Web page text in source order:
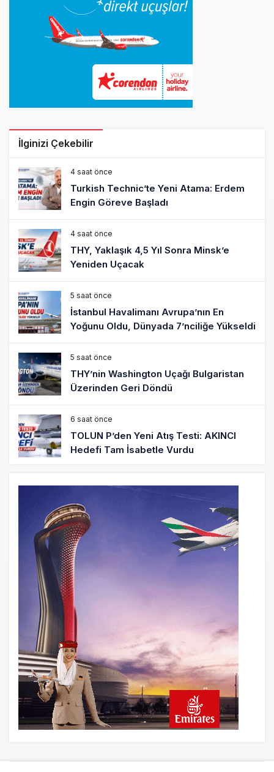
İlginizi Çekebilir
4 saat önce
Turkish Technic’te Yeni Atama: Erdem
Engin Göreve Başladı
4 saat önce
THY, Yaklaşık 4,5 Yıl Sonra Minsk’e
Yeniden Uçacak
5 saat önce
İstanbul Havalimanı Avrupa’nın En
Yoğunu Oldu, Dünyada 7’nciliğe Yükseldi
5 saat önce
THY’nin Washington Uçağı Bulgaristan
Üzerinden Geri Döndü
6 saat önce
TOLUN P’den Yeni Atış Testi: AKINCI
Hedefi Tam İsabetle Vurdu
Türkiye’nin Milli Motor Projelerinde Yeni
Dönem: TEI TEKNOLOJİ Kuruldu
22 saat önce
SunExpress Günlük Yolcu Rekorunu 72
Bin 340’a Çıkardı
23 saat önce
İstanbul Havalimanı’nın 4. Pistinde İlk
Test Uçuşu Yapıldı
23 saat önce
Aslıhan Güven, Airport Leader of the
Future Finalisti Oldu